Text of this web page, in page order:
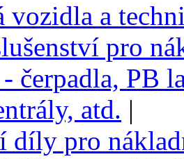
vozidla a
pro
čerpadla, PB
atd. |
díly pro